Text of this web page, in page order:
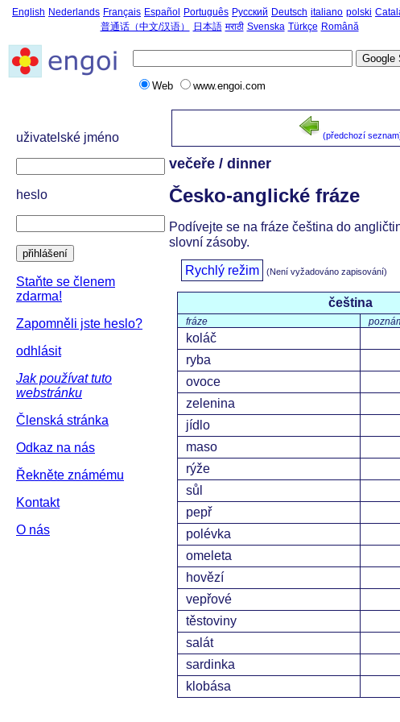
English Nederlands Français Español Português Русский Deutsch italiano polski
普通话（中文/汉语）
日本語 मराठी Svenska Türkçe Română
Web www.engoi.com
uživatelské jméno
heslo
přihlášení
Staňte se členem
zdarma!
Zapomněli jste heslo?
odhlásit
Jak používat tuto
webstránku
Členská stránka
Odkaz na nás
Řekněte známému
Kontakt
O nás
(předchozí
večeře / dinner
Česko-anglické fráze
Podívejte se na fráze čeština do
slovní zásoby.
Rychlý režim (Není vyžadováno zapisování)
čeština
fráze
koláč
ryba
ovoce
zelenina
jídlo
maso
rýže
sůl
pepř
polévka
omeleta
hovězí
vepřové
těstoviny
salát
sardinka
klobása